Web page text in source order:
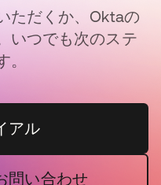
ただくか、Oktaの
いつでも次のステ
アル
問い合わせ